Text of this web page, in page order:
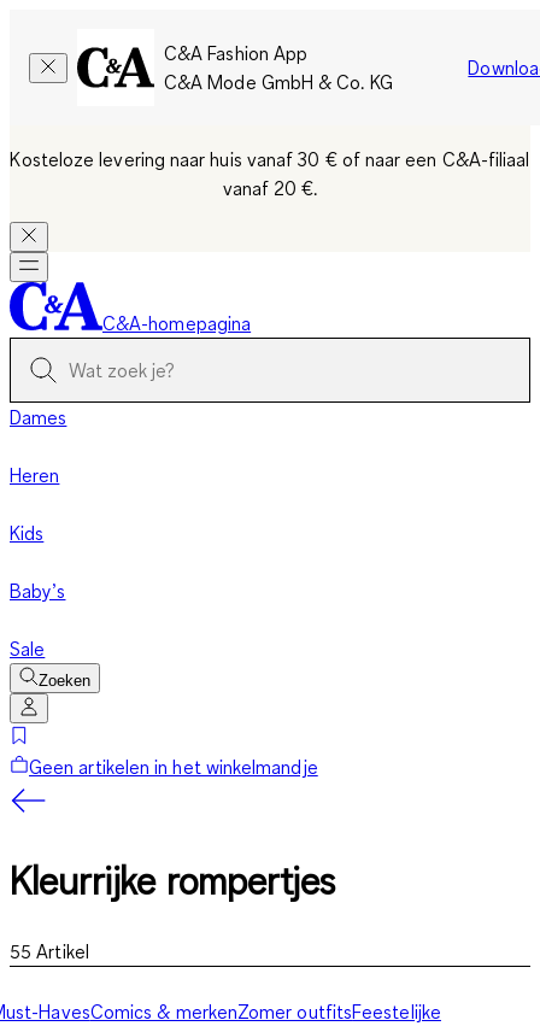
C&A Fashion App
C&A Mode GmbH & Co. KG
Kosteloze levering naar huis vanaf 30 € of naar een C&A-filiaal
vanaf 20 €.
C&A-homepagina
Dames
Heren
Kids
Baby’s
Sale
Zoeken
Geen artikelen in het winkelmandje
Kleurrijke rompertjes
55 Artikel
HavesComics & merkenZomer outfitsFeestelijke